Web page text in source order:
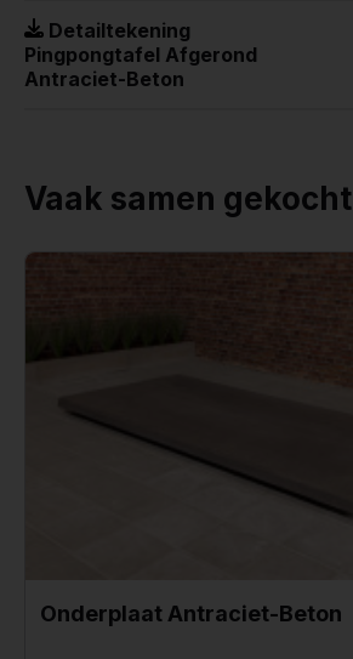
Detailtekening
Pingpongtafel Afgerond
Antraciet-Beton
Vaak samen gekocht
Onderplaat Antraciet-Beton